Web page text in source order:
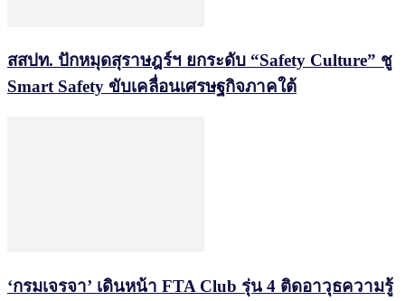
สสปท. ปักหมุดสุราษฎร์ฯ ยกระดับ “Safety Culture” ชู
Smart Safety ขับเคลื่อนเศรษฐกิจภาคใต้
‘กรมเจรจา’ เดินหน้า FTA Club รุ่น 4 ติดอาวุธความรู้